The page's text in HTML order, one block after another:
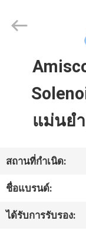
สินค้า
เกี่ยว
กับ
เรา
Ningbo
Brando
แม่นย
สถานที่กำเนิด:
ชื่อแบรนด์:
ได้รับการรับรอง: